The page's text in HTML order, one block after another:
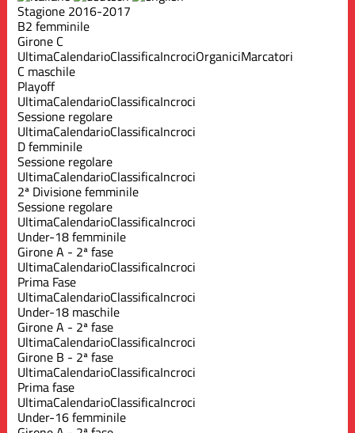
Stagione 2016-2017
B2 femminile
Girone C
UltimaCalendarioClassificaIncrociOrganiciMarcatori
C maschile
Playoff
UltimaCalendarioClassificaIncroci
Sessione regolare
UltimaCalendarioClassificaIncroci
D femminile
Sessione regolare
UltimaCalendarioClassificaIncroci
2ª Divisione femminile
Sessione regolare
UltimaCalendarioClassificaIncroci
Under-18 femminile
Girone A - 2ª fase
UltimaCalendarioClassificaIncroci
Prima Fase
UltimaCalendarioClassificaIncroci
Under-18 maschile
Girone A - 2ª fase
UltimaCalendarioClassificaIncroci
Girone B - 2ª fase
UltimaCalendarioClassificaIncroci
Prima fase
UltimaCalendarioClassificaIncroci
Under-16 femminile